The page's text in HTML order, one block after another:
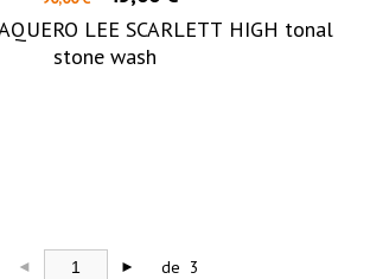
LEE SCARLETT HIGH tonal
stone wash
◄ ► de 3